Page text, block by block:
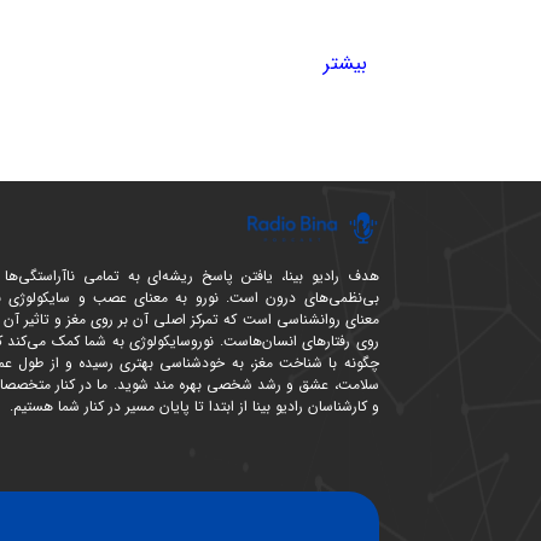
شما، درک بهتری نسبت به کتاب داشته باشید.
در دنیای پرمشغله امروزی که اغلب ما برای
طرف دیگر تعداد کتابهایی که هر ساله در سراسر
به همین دلیل خلاصه کتاب‌های مختلف ازجمله
به عمق و جان مطلب محتوای کتاب‌ها دست پیدا
منبع خلاصه کتاب‌های
بوده که با زبانی ساده و قابل درک، مفاهیم
بیشتر
هدف رادیو بینا، یافتن پاسخ ریشه‌ای به تمامی
بی‌نظمی‌های درون است. نورو به معنای عصب و سایکولوژی
معنای روانشناسی است که تمرکز اصلی آن بر روی مغز و تاثیر آن
روی رفتارهای انسان‌هاست. نوروسایکولوژی به شما کمک می‌کند
چگونه با شناخت مغز، به خودشناسی بهتری رسیده و از طول
سلامت، عشق و رشد شخصی بهره مند شوید. ما در کنار
و کارشناسان رادیو بینا از ابتدا تا پایان مسیر در کنار شما هستیم.